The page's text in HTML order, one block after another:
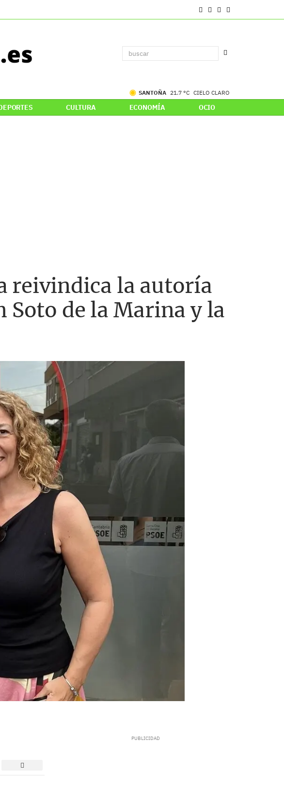
SANTOÑA 21.7 °C CIELO CLARO
CULTURA ECONOMÍA OCIO
reivindica la autoría
Soto de la Marina y la